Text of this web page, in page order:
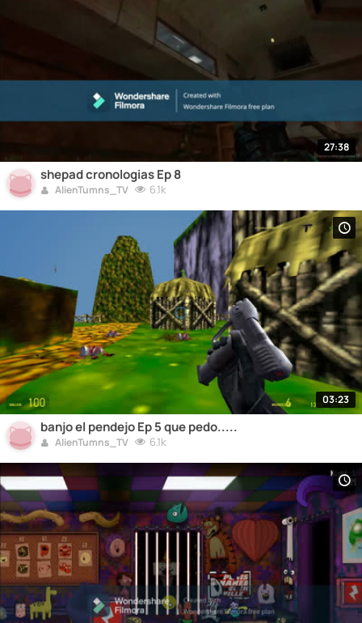
27:38
shepad cronologias Ep 8
AlienTumns_TV 6.1k
03:23
banjo el pendejo Ep 5 que pedo.....
AlienTumns_TV 6.1k